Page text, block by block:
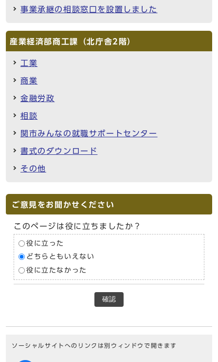
事業承継の相談窓口を設置しました
産業経済部商工課（北庁舎2階）
工業
商業
金融労政
相談
関市みんなの就職サポートセンター
書式のダウンロード
その他
ご意見をお聞かせください
このページは役に立ちましたか？
役に立った
どちらともいえない
役に立たなかった
確認
ソーシャルサイトへのリンクは別ウィンドウで開きます